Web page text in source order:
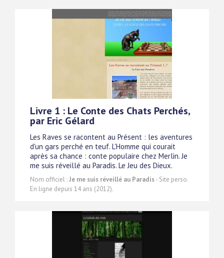
Livre 1 : Le Conte des Chats Perchés,
par Eric Gélard
Les Raves se racontent au Présent : les aventures
d'un gars perché en teuf. L'Homme qui courait
après sa chance : conte populaire chez Merlin. Je
me suis réveillé au Paradis. Le Jeu des Dieux.
Nom officiel :Je me suis réveillé au Paradis- Site perso.
En ligne depuis 14 ans (2012).